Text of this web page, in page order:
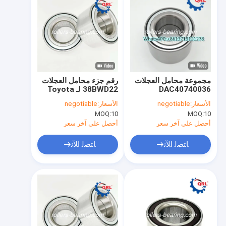
المنتجات
أشرطة فيديو
رقم جزء محامل العجلات
38BWD22 لـ Toyota
Yaris
الأسعار:negotiable
MOQ:10
أحصل على آخر سعر
ﺎﺘﺼﻟ ﺍﻶﻧ
مجموعة محامل العجلات
DAC40740036
DAC4074W-6CS61
لميتسوبيشي / نيسان
الأسعار:negotiable
MOQ:10
أحصل على آخر سعر
ﺎﺘﺼﻟ ﺍﻶﻧ